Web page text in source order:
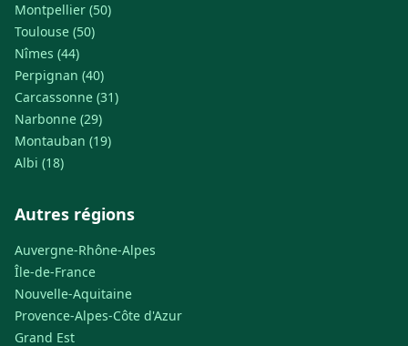
Montpellier (50)
Toulouse (50)
Nîmes (44)
Perpignan (40)
Carcassonne (31)
Narbonne (29)
Montauban (19)
Albi (18)
Autres régions
Auvergne-Rhône-Alpes
Île-de-France
Nouvelle-Aquitaine
Provence-Alpes-Côte d'Azur
Grand Est